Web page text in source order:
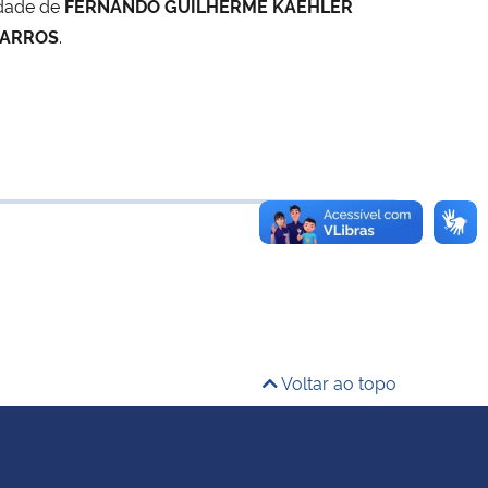
de FERNANDO GUILHERME KAEHLER
.
Voltar ao topo